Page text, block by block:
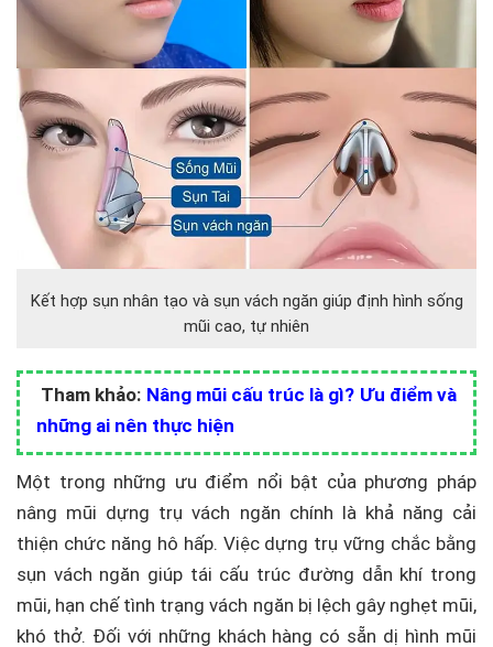
Kết hợp sụn nhân tạo và sụn vách ngăn giúp định hình sống
mũi cao, tự nhiên
Tham khảo: Nâng mũi cấu trúc là gì? Ưu điểm và
những ai nên thực hiện
Một trong những ưu điểm nổi bật của phương pháp
nâng mũi dựng trụ vách ngăn chính là khả năng cải
thiện chức năng hô hấp. Việc dựng trụ vững chắc bằng
sụn vách ngăn giúp tái cấu trúc đường dẫn khí trong
mũi, hạn chế tình trạng vách ngăn bị lệch gây nghẹt mũi,
khó thở. Đối với những khách hàng có sẵn dị hình mũi